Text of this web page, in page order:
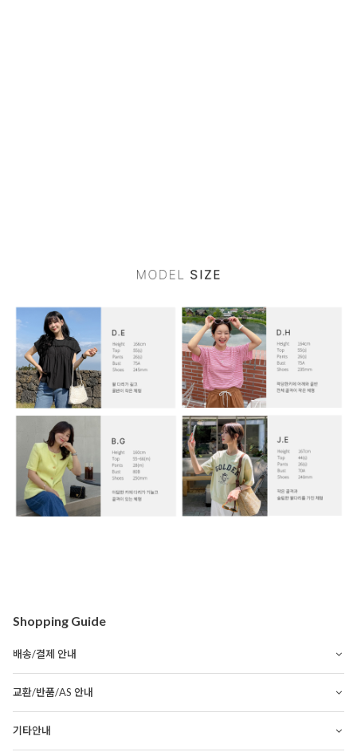
Shopping Guide
배송/결제 안내
교환/반품/AS 안내
기타안내